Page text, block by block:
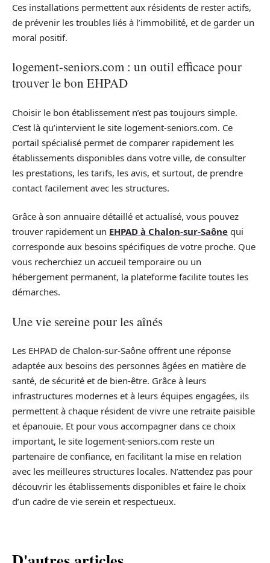
Ces installations permettent aux résidents de rester actifs,
de prévenir les troubles liés à l’immobilité, et de garder un
moral positif.
logement-seniors.com : un outil efficace pour
trouver le bon EHPAD
Choisir le bon établissement n’est pas toujours simple.
C’est là qu’intervient le site logement-seniors.com. Ce
portail spécialisé permet de comparer rapidement les
établissements disponibles dans votre ville, de consulter
les prestations, les tarifs, les avis, et surtout, de prendre
contact facilement avec les structures.
Grâce à son annuaire détaillé et actualisé, vous pouvez
trouver rapidement un EHPAD à Chalon-sur-Saône qui
corresponde aux besoins spécifiques de votre proche. Que
vous recherchiez un accueil temporaire ou un
hébergement permanent, la plateforme facilite toutes les
démarches.
Une vie sereine pour les aînés
Les EHPAD de Chalon-sur-Saône offrent une réponse
adaptée aux besoins des personnes âgées en matière de
santé, de sécurité et de bien-être. Grâce à leurs
infrastructures modernes et à leurs équipes engagées, ils
permettent à chaque résident de vivre une retraite paisible
et épanouie. Et pour vous accompagner dans ce choix
important, le site logement-seniors.com reste un
partenaire de confiance, en facilitant la mise en relation
avec les meilleures structures locales. N’attendez pas pour
découvrir les établissements disponibles et faire le choix
d’un cadre de vie serein et respectueux.